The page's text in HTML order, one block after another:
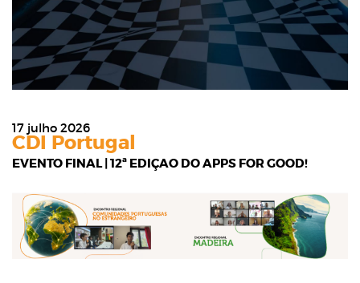
17 julho 2026
CDI Portugal
EVENTO FINAL | 12ª EDIÇÃO DO APPS FOR GOOD!